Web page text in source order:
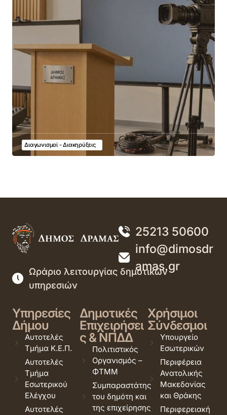
Διαγωνισμοί - Διακηρύξεις
25213 50600
info@dimosdr
amas.gr
Ωράριο λειτουργίας δημοτικών
υπηρεσιών
Υπηρεσίες
Δήμου
Αυτοτελές
Τμήμα Κ.Ε.Π.
Αυτοτελές
Τμήμα
Εσωτερικού
Ελέγχου
Αυτοτελές
Δημοτικές
Επιχειρήσει
ς & ΝΠΔΔ
Πολιτιστικός
Οργανισμός –
ΦΤΜΜ
Συμπαραστάτης
του δημότη και
της επιχείρησης
Χρήσιμοι
Σύνδεσμοι
Υπουργείο
Εσωτερικών
Περιφέρεια
Ανατολικής
Μακεδονίας
και Θράκης
Περιφερειακή